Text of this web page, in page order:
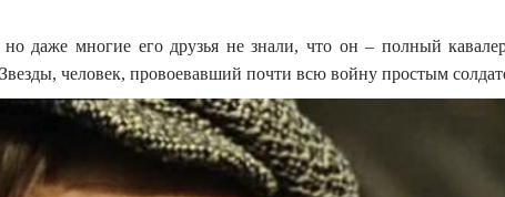
даже многие его друзья не знали, что он – полный
человек, провоевавший почти всю войну простым